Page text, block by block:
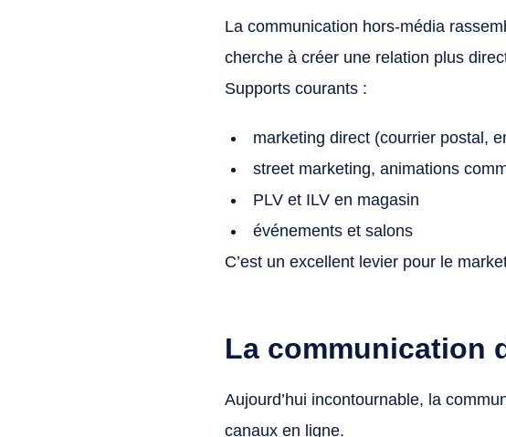
La communication hors-média
cherche à créer une relation plus
Supports courants :
marketing direct (courrier postal,
street marketing, animations
PLV et ILV en magasin
événements et salons
C’est un excellent levier pour le
La communication
Aujourd’hui incontournable, la
canaux en ligne.